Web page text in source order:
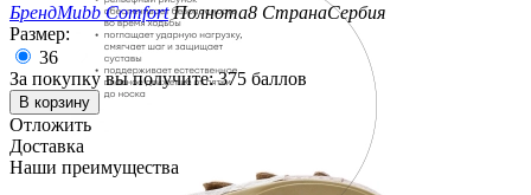
БрендMubb Comfort Полнота8 СтранаСербия
Размер:
36
За покупку вы получите: 375 баллов
В корзину
Отложить
Доставка
Наши преимущества